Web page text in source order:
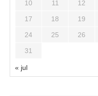
10 11 12
17 18 19
24 25 26
31
« jul